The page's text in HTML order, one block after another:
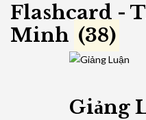
Flashcard -
Minh (38)
Giảng